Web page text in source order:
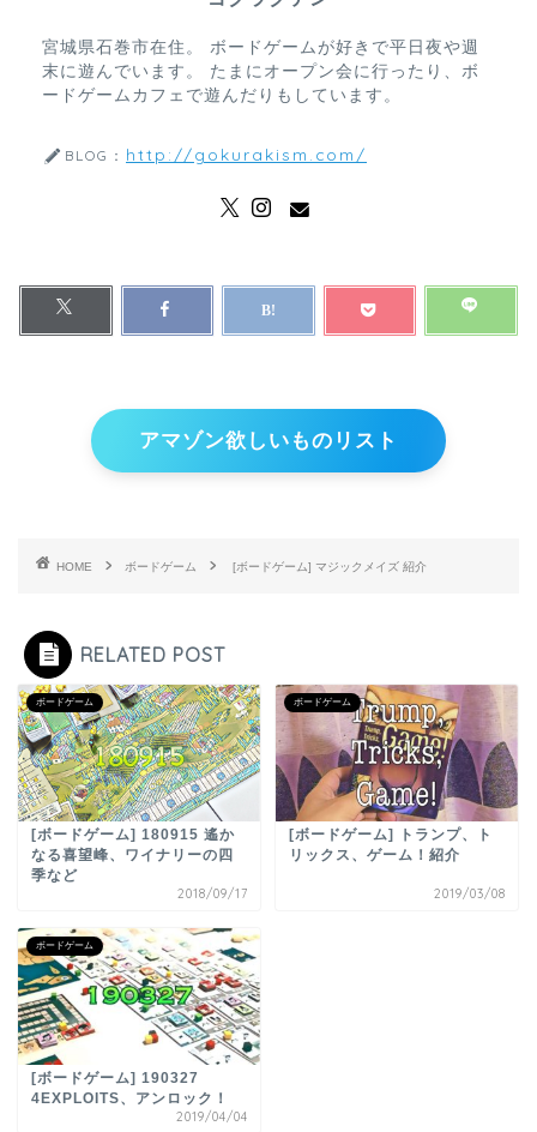
宮城県石巻市在住。 ボードゲームが好きで平日夜や週
末に遊んでいます。 たまにオープン会に行ったり、ボ
ードゲームカフェで遊んだりもしています。
BLOG： http://gokurakism.com/
アマゾン欲しいものリスト
HOME ボードゲーム [ボードゲーム] マジックメイズ 紹介
RELATED POST
ボードゲーム
[ボードゲーム] 180915 遙か
なる喜望峰、ワイナリーの四
季など
2018/09/17
ボードゲーム
[ボードゲーム] トランプ、ト
リックス、ゲーム！紹介
2019/03/08
ボードゲーム
[ボードゲーム] 190327
4EXPLOITS、アンロック！
2019/04/04